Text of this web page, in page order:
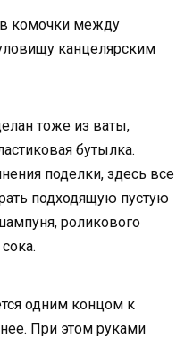
в комочки между
канцелярским
тоже из ваты,
бутылка.
поделки, здесь все
подходящую пустую
роликового
одним концом к
При этом руками